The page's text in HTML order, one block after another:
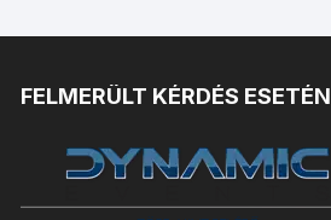
FELMERÜLT KÉRDÉS ESETÉN